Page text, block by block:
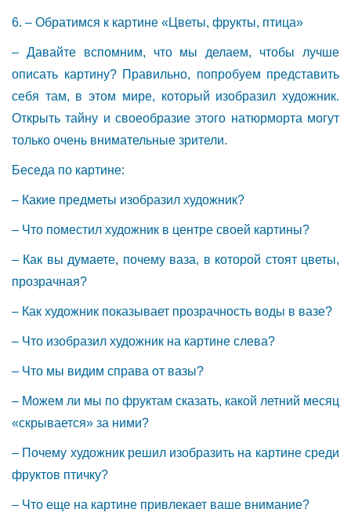
6. – Обратимся к картине «Цветы, фрукты, птица»
– Давайте вспомним, что мы делаем, чтобы лучше
описать картину? Правильно, попробуем представить
себя там, в этом мире, который изобразил художник.
Открыть тайну и своеобразие этого натюрморта могут
только очень внимательные зрители.
Беседа по картине:
– Какие предметы изобразил художник?
– Что поместил художник в центре своей картины?
– Как вы думаете, почему ваза, в которой стоят цветы,
прозрачная?
– Как художник показывает прозрачность воды в вазе?
– Что изобразил художник на картине слева?
– Что мы видим справа от вазы?
– Можем ли мы по фруктам сказать, какой летний месяц
«скрывается» за ними?
– Почему художник решил изобразить на картине среди
фруктов птичку?
– Что еще на картине привлекает ваше внимание?